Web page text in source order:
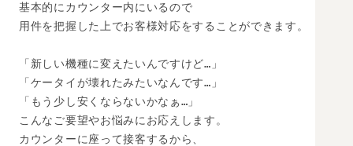
基本的にカウンター内にいるので
用件を把握した上でお客様対応をすることができます。
「新しい機種に変えたいんですけど…」
「ケータイが壊れたみたいなんです…」
「もう少し安くならないかなぁ…」
こんなご要望やお悩みにお応えします。
カウンターに座って接客するから、